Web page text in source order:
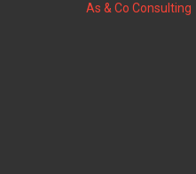
As & Co Consulting